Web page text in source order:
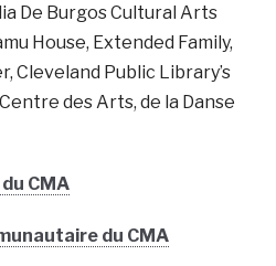
De Burgos Cultural Arts
House, Extended Family,
Cleveland Public Library’s
des Arts, de la Danse
CMA
du CMA